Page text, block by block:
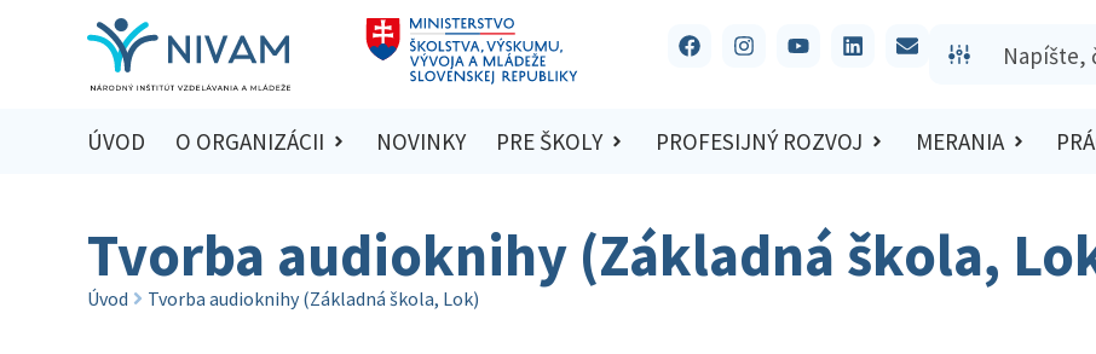
ÚVOD O ORGANIZÁCII NOVINKY PRE ŠKOLY PROFESIJNÝ ROZVOJ MERANIA
Tvorba audioknihy (Základná škola,
Úvod Tvorba audioknihy (Základná škola, Lok)